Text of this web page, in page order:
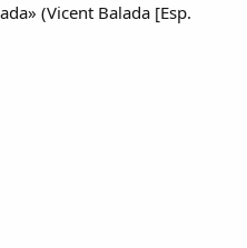
(Vicent Balada [Esp.